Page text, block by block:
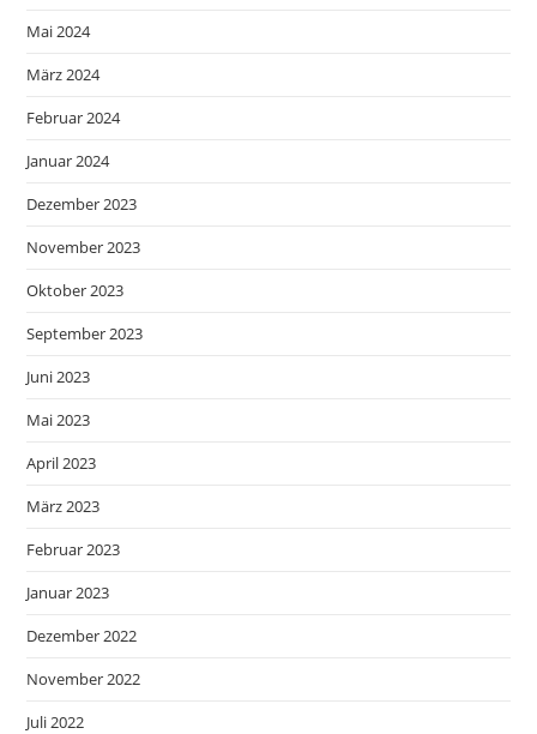
Mai 2024
März 2024
Februar 2024
Januar 2024
Dezember 2023
November 2023
Oktober 2023
September 2023
Juni 2023
Mai 2023
April 2023
März 2023
Februar 2023
Januar 2023
Dezember 2022
November 2022
Juli 2022